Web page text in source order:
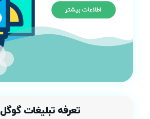
تعرفه تبلیغات گوگل